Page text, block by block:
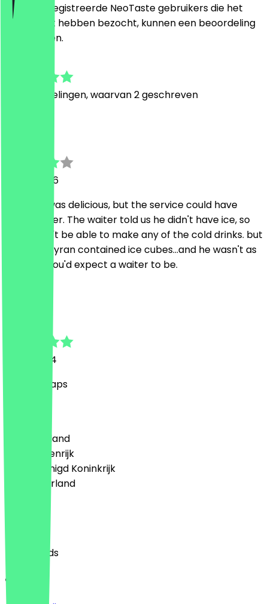
Alleen geregistreerde NeoTaste gebruikers die het
restaurant hebben bezocht, kunnen een beoordeling
achterlaten.
Beoordelingen, waarvan 2 geschreven
27 juni 2026
the food was delicious, but the service could have
been better. The waiter told us he didn't have ice, so
he wouldn't be able to make any of the cold drinks. but
then our Ayran contained ice cubes...and he wasn't as
polite as you'd expect a waiter to be.
18 juni 2024
Lekker chaps
🇩🇪 Duitsland
🇦🇹 Oostenrijk
🇬🇧 Verenigd Koninkrijk
🇳🇱 Nederland
English
Nederlands
Over